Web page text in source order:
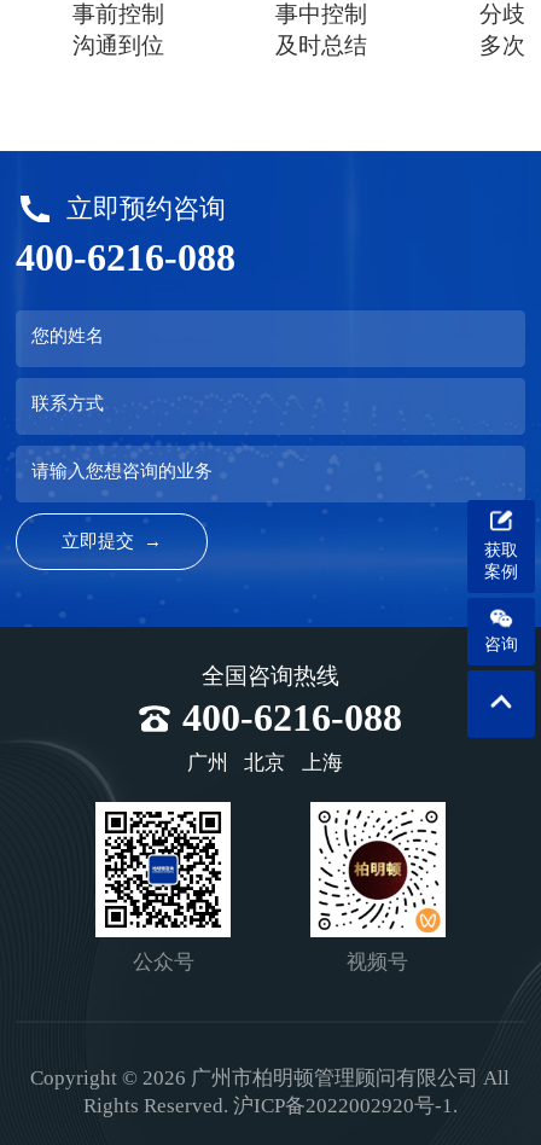
事前控制
沟通到位
事中控制
及时总结
分歧
多次
立即预约咨询
400-6216-088
您的姓名
联系方式
请输入您想咨询的业务
全国咨询热线
400-6216-088
广州 北京 上海
公众号 视频号
Copyright © 2026 广州市柏明顿管理顾问有限公司 All
Rights Reserved. 沪ICP备2022002920号-1.
获取
案例
咨询